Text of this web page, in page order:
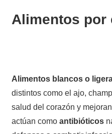
Alimentos por
Alimentos blancos o
distintos como el ajo,
salud del corazón y
actúan como antibióticos